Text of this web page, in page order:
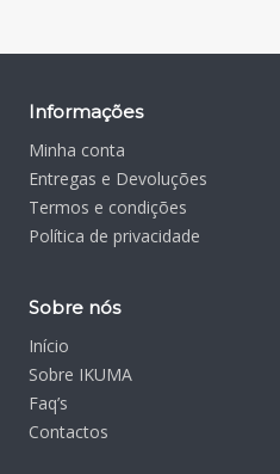
Informações
Minha conta
Entregas e Devoluções
Termos e condições
Política de privacidade
Sobre nós
Início
Sobre IKUMA
Faq’s
Contactos